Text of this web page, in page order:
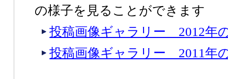
の様子を見ることができます
投稿画像ギャラリー 2012年
投稿画像ギャラリー 2011年